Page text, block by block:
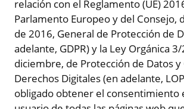
relación con el Reglamento (UE)
Parlamento Europeo y del Consejo,
de 2016, General de Protección de
adelante, GDPR) y la Ley Orgánica
diciembre, de Protección de Datos y
Derechos Digitales (en adelante,
obligado obtener el consentimiento